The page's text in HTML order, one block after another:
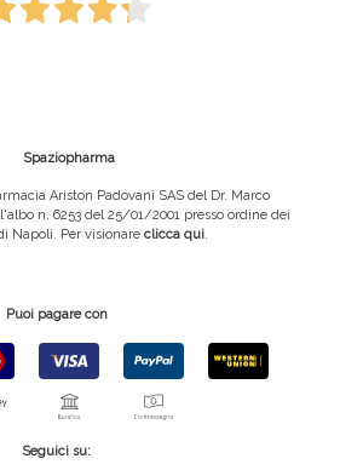
Spaziopharma
Ariston Padovani SAS del Dr. Marco
n. 6253 del 25/01/2001 presso ordine dei
Napoli. Per visionare clicca qui.
Puoi pagare con
Seguici su: